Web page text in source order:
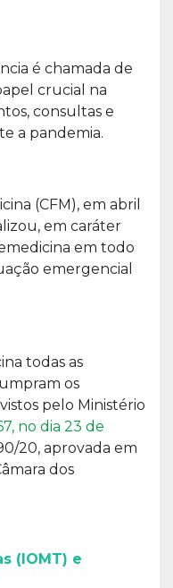
é chamada de
crucial na
consultas e
a pandemia.
(CFM), em abril
em caráter
em todo
emergencial
todas as
os
pelo Ministério
no dia 23 de
20, aprovada em
dos
(IOMT) e